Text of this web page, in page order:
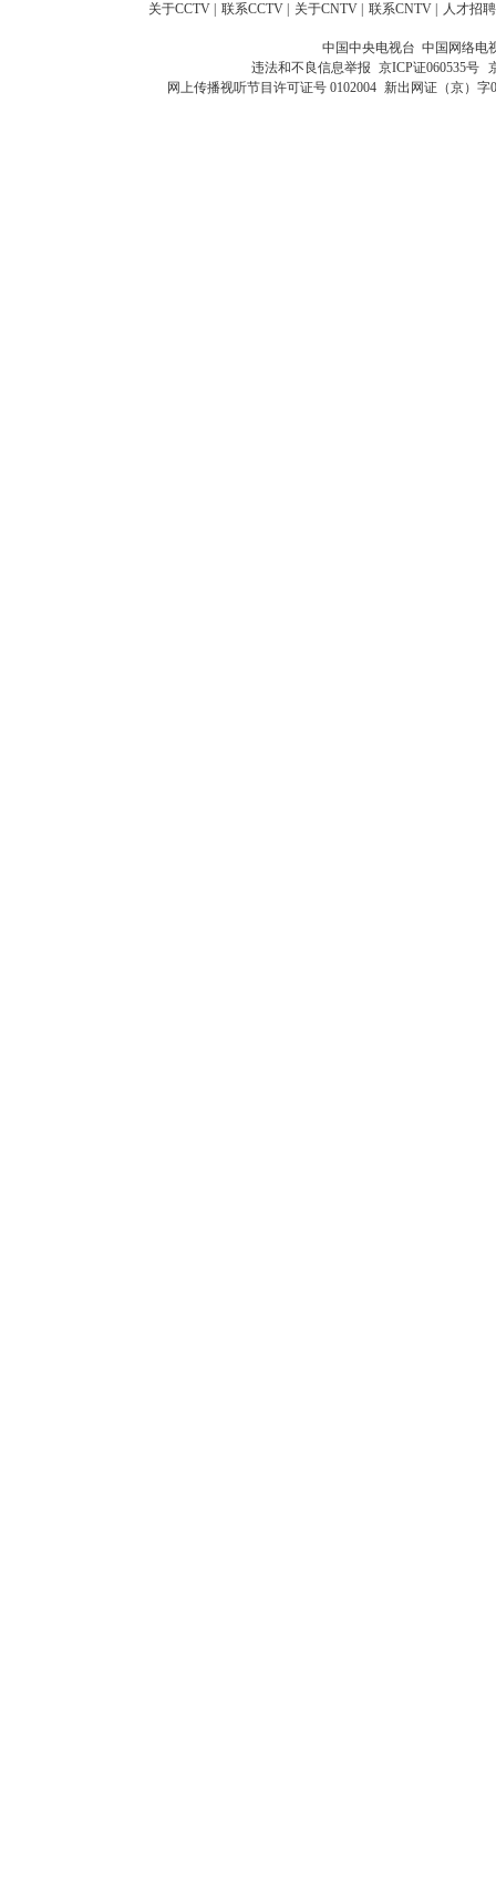
关于CCTV 联系CCTV 关于CNTV 联系CNTV 人才招聘
中国中央电视台 中国网络电
违法和不良信息举报 京ICP证060535号
网上传播视听节目许可证号 0102004 新出网证（京）